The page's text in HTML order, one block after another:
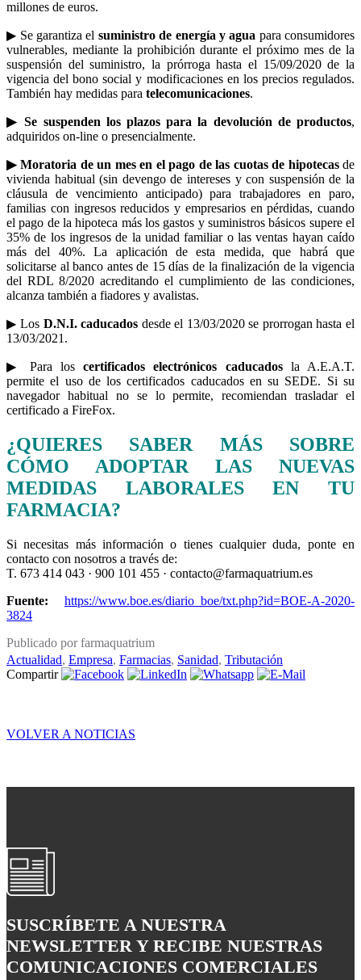
millones de euros.
▶ Se garantiza el suministro de energía y agua para consumidores
vulnerables, mediante la prohibición durante el próximo mes de la
suspensión del suministro, la prórroga hasta el 15/09/2020 de la
vigencia del bono social y modificaciones en los precios regulados.
También hay medidas para telecomunicaciones.
▶ Se suspenden los plazos para la devolución de productos,
adquiridos on-line o presencialmente.
▶ Moratoria de un mes en el pago de las cuotas de hipotecasde
vivienda habitual (sin devengo de intereses y con suspensión de la
cláusula de vencimiento anticipado) para trabajadores en paro,
familias con ingresos reducidos y empresarios en pérdidas, cuando
el pago de la hipoteca más los gastos y suministros básicos supere el
35% de los ingresos de la unidad familiar o las ventas hayan caído
más del 40%. La aplicación de esta medida, que habrá que
solicitarse al banco antes de 15 días de la finalización de la vigencia
del RDL 8/2020 acreditando el cumplimiento de las condiciones,
alcanza también a fiadores y avalistas.
▶ Los D.N.I. caducados desde el 13/03/2020 se prorrogan hasta el
13/03/2021.
▶ Para los certificados electrónicos caducadosla A.E.A.T.
permite el uso de los certificados caducados en su SEDE. Si su
navegador habitual no se lo permite, recomiendan trasladar el
certificado a FireFox.
¿QUIERES SABER MÁS SOBRE
CÓMO ADOPTAR LAS NUEVAS
MEDIDAS LABORALES EN TU
FARMACIA?
Si necesitas más información o tienes cualquier duda, ponte en
contacto con nosotros a través de:
T. 673 414 043 · 900 101 455 · contacto@farmaquatrium.es
Fuente:
https://www.boe.es/diario_boe/txt.php?id=BOE-A-2020-
3824
Publicado por farmaquatrium
Actualidad, Empresa, Farmacias, Sanidad, Tributación
Compartir
VOLVER A NOTICIAS
SUSCRÍBETE A NUESTRA
NEWSLETTER Y RECIBE NUESTRAS
COMUNICACIONES COMERCIALES